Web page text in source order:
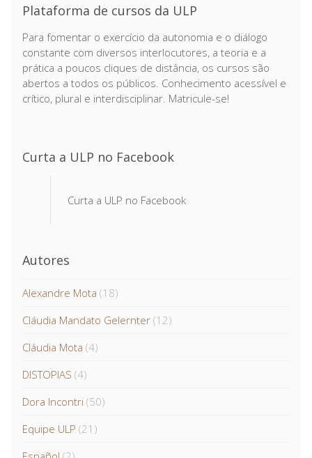
Plataforma de cursos da ULP
Para fomentar o exercício da autonomia e o diálogo
constante com diversos interlocutores, a teoria e a
prática a poucos cliques de distância, os cursos são
abertos a todos os públicos. Conhecimento acessível e
crítico, plural e interdisciplinar. Matricule-se!
Curta a ULP no Facebook
Curta a ULP no Facebook
Autores
Alexandre Mota (18)
Cláudia Mandato Gelernter (12)
Cláudia Mota (4)
DISTOPIAS (4)
Dora Incontri (50)
Equipe ULP (21)